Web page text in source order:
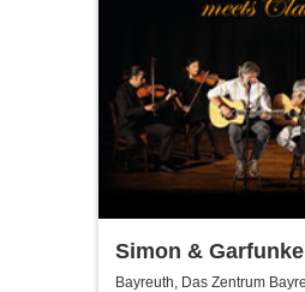
Simon &
meets Classic -
Bayreuth, Das Zentrum